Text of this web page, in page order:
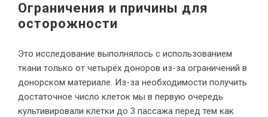
Ограничения и причины для
осторожности
Это исследование выполнялось с использованием
ткани только от четырёх доноров из-за ограничений в
донорском материале. Из-за необходимости получить
достаточное число клеток мы в первую очередь
культивировали клетки до 3 пассажа перед тем как